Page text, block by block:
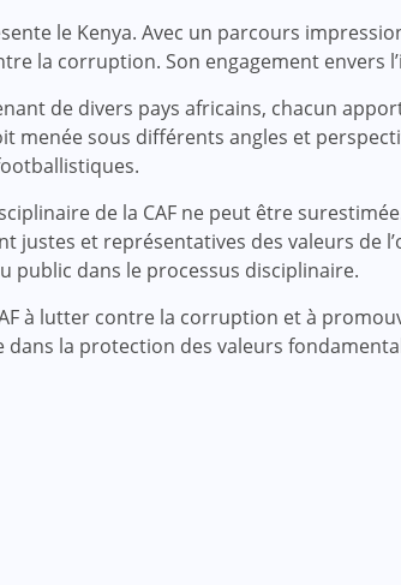
le Kenya. Avec un parcours
la corruption. Son engagement
de divers pays africains, chacun
menée sous différents angles et
de la CAF ne peut être
justes et représentatives des valeurs de
public dans le processus disciplinaire.
à lutter contre la corruption et à
la protection des valeurs